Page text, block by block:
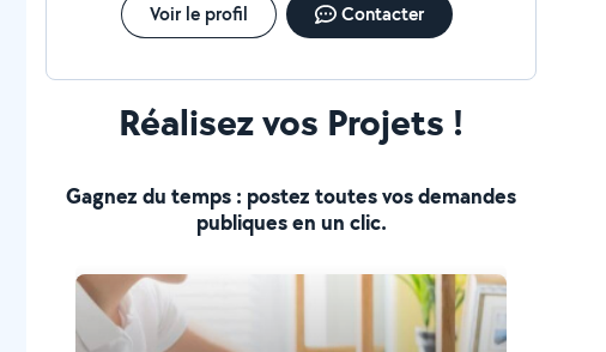
Voir le profil Contacter
Réalisez vos Projets !
Gagnez du temps : postez toutes vos demandes
publiques en un clic.